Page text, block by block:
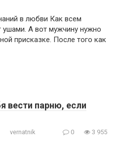
в любви Как всем
А вот мужчину нужно
присказке. После того как
вести парню, если
vernatnik 0 3 955